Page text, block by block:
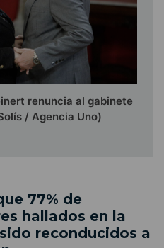
renuncia al gabinete
/ Agencia Uno)
77% de
hallados en la
reconducidos a